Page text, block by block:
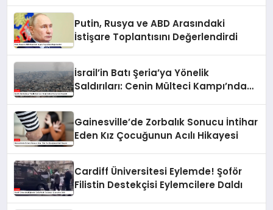
Putin, Rusya ve ABD Arasındaki
İstişare Toplantısını Değerlendirdi
İsrail’in Batı Şeria’ya Yönelik
Saldırıları: Cenin Mülteci Kampı’nda
Gainesville’de Zorbalık Sonucu İntihar
Eden Kız Çocuğunun Acılı Hikayesi
Cardiff Üniversitesi Eylemde! Şoför
Filistin Destekçisi Eylemcilere Daldı